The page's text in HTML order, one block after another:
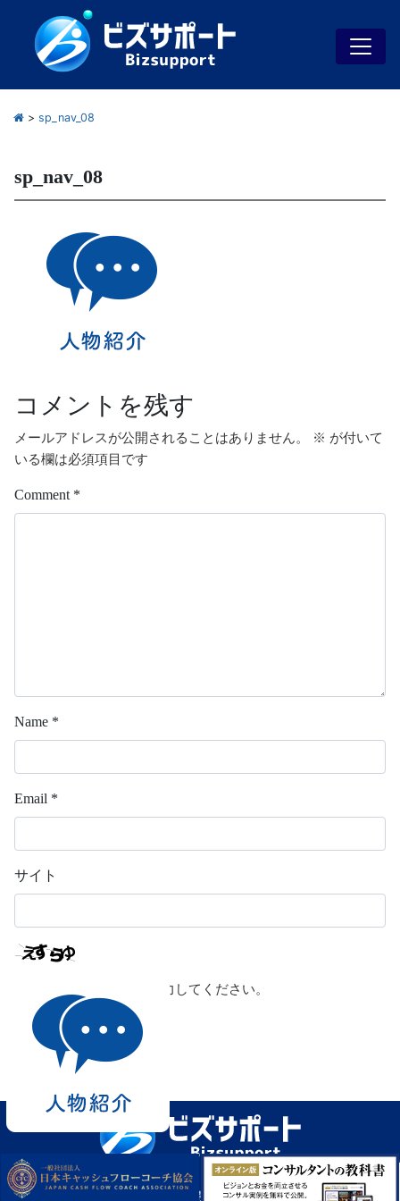
> sp_nav_08
sp_nav_08
コメントを残す
メールアドレスが公開されることはありません。 ※ が付いて
いる欄は必須項目です
Comment *
Name *
Email *
サイト
上に表示された文字を入力してください。
© Copyright ビズサポート｜広島の経営コンサルタント All Rights